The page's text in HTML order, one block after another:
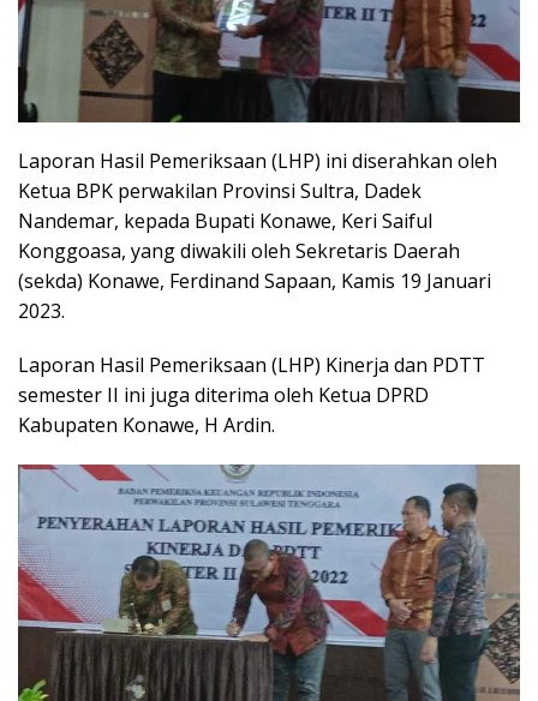
Laporan Hasil Pemeriksaan (LHP) ini diserahkan oleh
Ketua BPK perwakilan Provinsi Sultra, Dadek
Nandemar, kepada Bupati Konawe, Keri Saiful
Konggoasa, yang diwakili oleh Sekretaris Daerah
(sekda) Konawe, Ferdinand Sapaan, Kamis 19 Januari
2023.
Laporan Hasil Pemeriksaan (LHP) Kinerja dan PDTT
semester II ini juga diterima oleh Ketua DPRD
Kabupaten Konawe, H Ardin.